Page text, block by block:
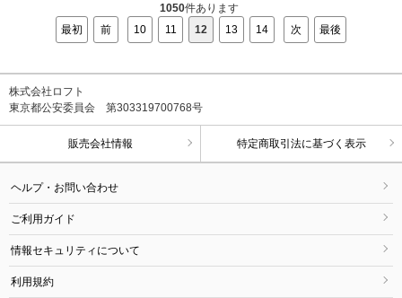
1050件あります
最初
前 10 11 12 13 14 次 最後
株式会社ロフト
東京都公安委員会 第303319700768号
販売会社情報 特定商取引法に基づく表示
ヘルプ・お問い合わせ
ご利用ガイド
情報セキュリティについて
利用規約